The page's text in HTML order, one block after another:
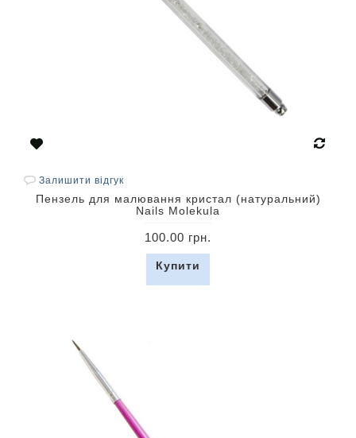
Залишити відгук
Пензель для малювання кристал (натуральний)
Nails Molekula
100.00 грн.
Купити